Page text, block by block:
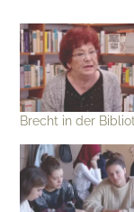
Brecht in der